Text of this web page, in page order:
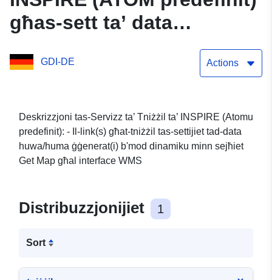
għas-sett ta’ data
Gewerbegebiet Waldseer
Strasse
GDI-DE Actions
Deskrizzjoni tas-Servizz ta’ Tniżżil ta’ INSPIRE (Atomu
predefinit): - Il-link(s) għat-tniżżil tas-settijiet tad-data
huwa/huma ġġenerat(i) b'mod dinamiku minn sejħiet
Get Map għal interface WMS
Distribuzzjonijiet 1
Sort